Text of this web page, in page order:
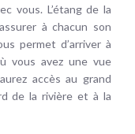
vous. L’étang de la
à chacun son
permet d’arriver à
vous avez une vue
accès au grand
de la rivière et à la